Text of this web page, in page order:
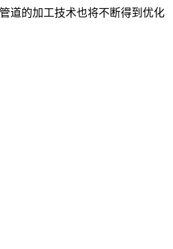
道的加工技术也将不断得到优化